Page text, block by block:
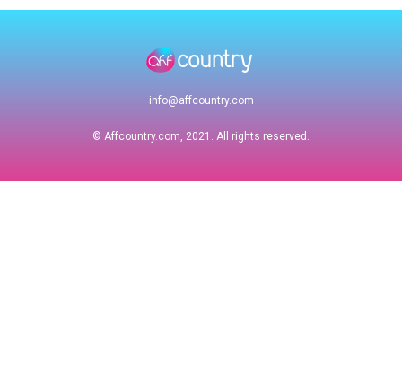
info@affcountry.com
© Affcountry.com, 2021. All rights reserved.